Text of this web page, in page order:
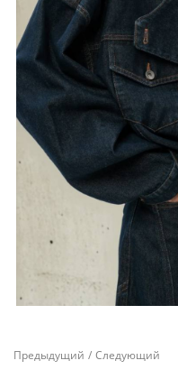
Предыдущий / Следующий